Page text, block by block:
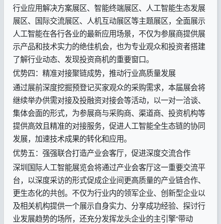
行业应用解决方案展区、智能终端展区、人工智能生态发展
展区、国际交流展区、人机互动展区等主题展区，全面展示
人工智能在各行各业的最新应用场景，不仅为参展商提供展
示产品和技术实力的绝佳机会，也为专业观众和投资者搭建
了解行业动态、发现投资商机的重要窗口。
优势四：精准对接聚链成势，推动行业高质量发展
通过展前深度挖掘预登记买家观众的采购需求，本届展会将
继续举办供需对接及投融资对接会等活动，以一对一洽谈、
集体会面的形式，为参展商与采购商、渠道商、投资机构等
提供高效且精准的对接服务，促进人工智能全生态链的协同
发展，加速技术成果的转化和应用。
优势五：强强联合打造产业会客厅，促进深度交流合作
深圳国际人工智能展览会将通过产业会客厅这一重要交流平
台，以深度采访的形式促成企业间更高质量的产业链合作、
更生态化的共创。不仅为行业内的领军企业、创新型企业以
及相关机构提供一个展示自身实力、分享成功经验、探讨行
业发展趋势的场所，还充分发挥龙头企业的主引擎“带动